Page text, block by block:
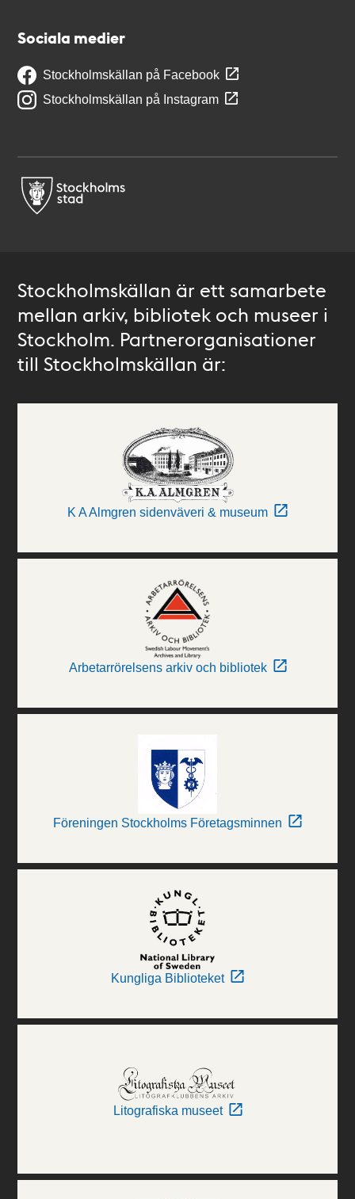
Sociala medier
Stockholmskällan på Facebook
Stockholmskällan på Instagram
Stockholmskällan är ett samarbete
mellan arkiv, bibliotek och museer i
Stockholm. Partnerorganisationer
till Stockholmskällan är:
K A Almgren sidenväveri & museum
Arbetarrörelsens arkiv och bibliotek
Föreningen Stockholms Företagsminnen
Kungliga Biblioteket
Litografiska museet